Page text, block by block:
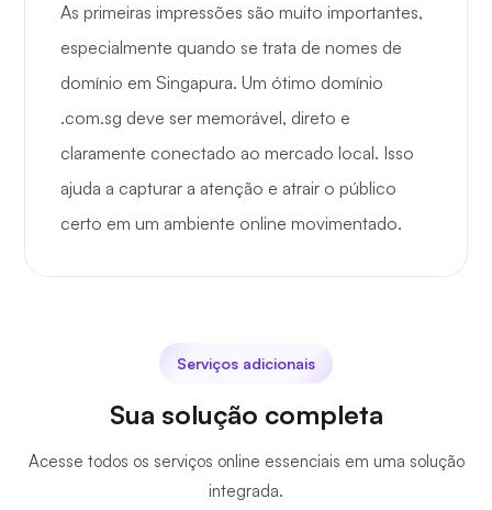
As primeiras impressões são muito importantes,
especialmente quando se trata de nomes de
domínio em Singapura. Um ótimo domínio
.com.sg deve ser memorável, direto e
claramente conectado ao mercado local. Isso
ajuda a capturar a atenção e atrair o público
certo em um ambiente online movimentado.
Serviços adicionais
Sua solução completa
Acesse todos os serviços online essenciais em uma solução
integrada.